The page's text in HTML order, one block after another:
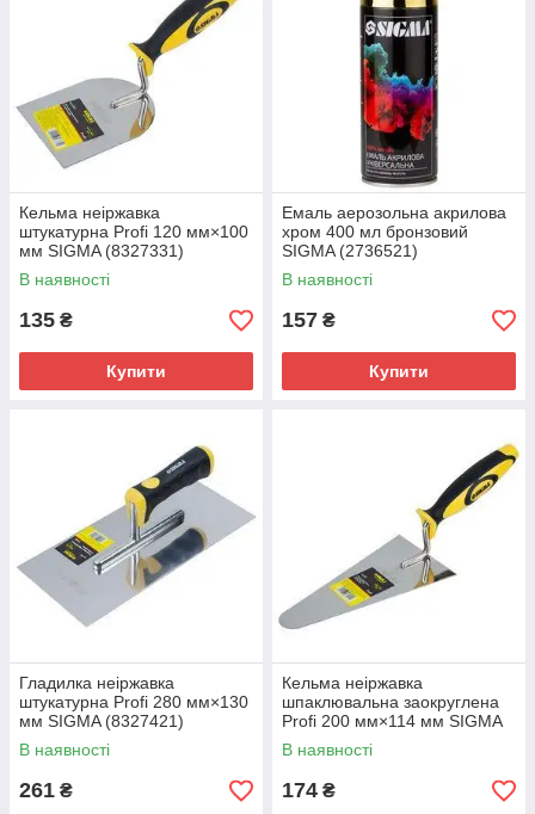
Кельма неіржавка
штукатурна Profi 120 мм×100
мм SIGMA (8327331)
В наявності
135 ₴
Купити
Емаль аерозольна акрилова
хром 400 мл бронзовий
SIGMA (2736521)
В наявності
157 ₴
Купити
Гладилка неіржавка
штукатурна Profi 280 мм×130
мм SIGMA (8327421)
В наявності
261 ₴
Кельма неіржавка
шпаклювальна заокруглена
Profi 200 мм×114 мм SIGMA
(8327021)
В наявності
174 ₴